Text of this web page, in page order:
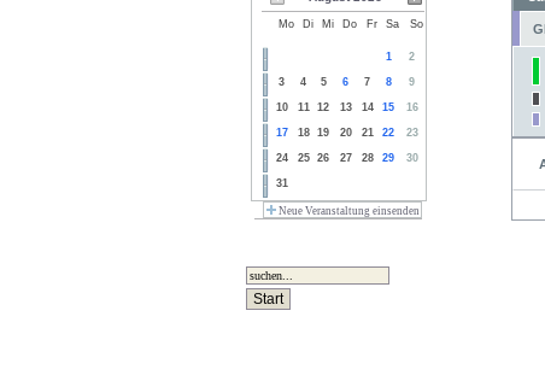
Mo Di Mi Do Fr Sa So
1 2
3 4 5 6 7 8 9
10 11 12 13 14 15 16
17 18 19 20 21 22 23
24 25 26 27 28 29 30
31
Neue Veranstaltung einsenden